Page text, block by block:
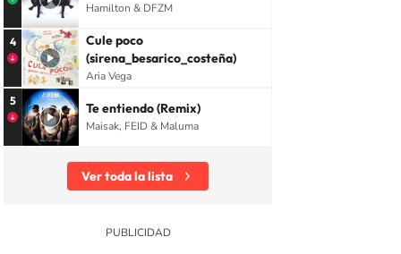
Hamilton & DFZM
4
Cule poco
(sirena_besarico_costeña)
Aria Vega
5 Te entiendo (Remix)
Maisak, FEID & Maluma
Ver toda la lista